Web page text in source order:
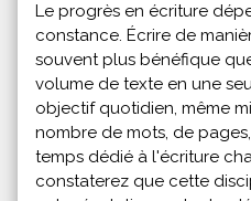
Le progrès en écriture
constance. Écrire de
souvent plus bénéfique
volume de texte en une
objectif quotidien, même
nombre de mots, de
temps dédié à l'écriture
constaterez que cette